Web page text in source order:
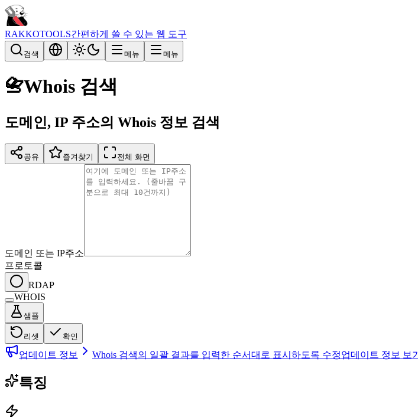
RAKKOTOOLS간편하게 쓸 수 있는 웹 도구
검색 메뉴 메뉴
📇Whois 검색
도메인, IP 주소의 Whois 정보 검색
공유 즐겨찾기 전체 화면
도메인 또는 IP주소
프로토콜
RDAP
WHOIS
샘플
리셋 확인
업데이트 정보 Whois 검색의 일괄 결과를 입력한 순서대로 표시하도록 수정업데이트 정보 보기
특징